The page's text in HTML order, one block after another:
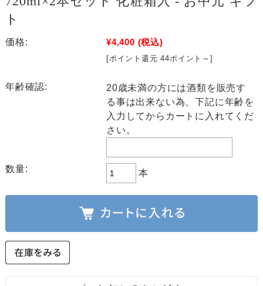
ト
価格: ¥4,400 (税込)
[ポイント還元 44ポイント～]
年齢確認:
20歳未満の方には酒類を販売す
る事は出来ない為、下記に年齢を
入力してからカートに入れてくだ
さい。
数量: 本